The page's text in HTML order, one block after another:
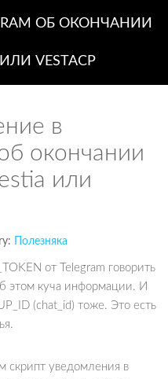
ОБ ОКОНЧАНИИ
VESTACP
в
окончании
или
Полезняка
от Telegram говорить
этом куча информации. И
(chat_id) тоже. Это есть
скрипт уведомления в